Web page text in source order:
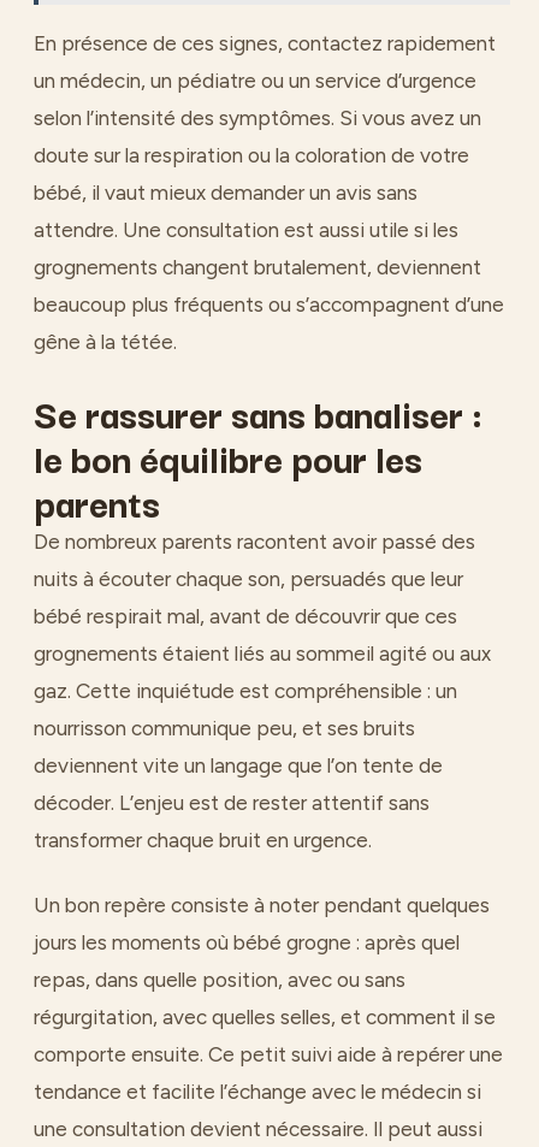
En présence de ces signes, contactez rapidement
un médecin, un pédiatre ou un service d’urgence
selon l’intensité des symptômes. Si vous avez un
doute sur la respiration ou la coloration de votre
bébé, il vaut mieux demander un avis sans
attendre. Une consultation est aussi utile si les
grognements changent brutalement, deviennent
beaucoup plus fréquents ou s’accompagnent d’une
gêne à la tétée.
Se rassurer sans banaliser :
le bon équilibre pour les
parents
De nombreux parents racontent avoir passé des
nuits à écouter chaque son, persuadés que leur
bébé respirait mal, avant de découvrir que ces
grognements étaient liés au sommeil agité ou aux
gaz. Cette inquiétude est compréhensible : un
nourrisson communique peu, et ses bruits
deviennent vite un langage que l’on tente de
décoder. L’enjeu est de rester attentif sans
transformer chaque bruit en urgence.
Un bon repère consiste à noter pendant quelques
jours les moments où bébé grogne : après quel
repas, dans quelle position, avec ou sans
régurgitation, avec quelles selles, et comment il se
comporte ensuite. Ce petit suivi aide à repérer une
tendance et facilite l’échange avec le médecin si
une consultation devient nécessaire. Il peut aussi